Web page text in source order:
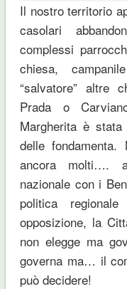
Il nostro territorio
casolari
complessi
chiesa,
“salvatore” altre
Prada o
Margherita è
delle
ancora molti….
nazionale con i
politica
opposizione, la
non elegge ma
governa ma… il
può decidere!